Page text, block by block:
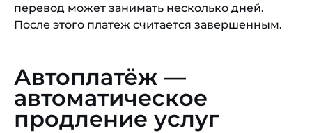
перевод может занимать несколько дней.
После этого платеж считается завершенным.
Автоплатёж —
автоматическое
продление услуг